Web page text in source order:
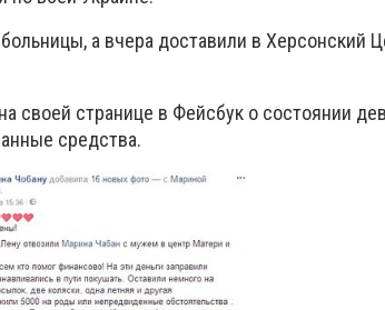
а вчера доставили в Херсонский
своей странице в Фейсбук о состоянии
средства.